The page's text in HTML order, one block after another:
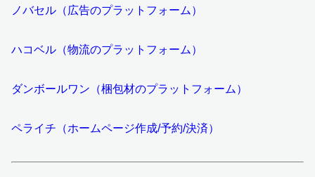
ノバセル（広告のプラットフォーム）
ハコベル（物流のプラットフォーム）
ダンボールワン（梱包材のプラットフォーム）
ペライチ（ホームページ作成/予約/決済）